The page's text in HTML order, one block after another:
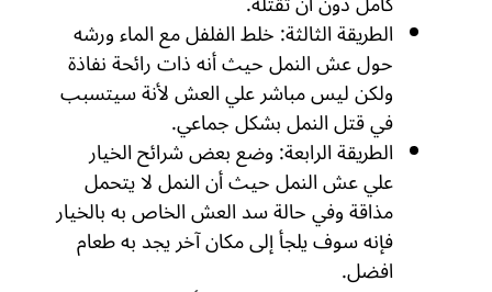
الطريقة الثالثة: خلط الفلفل مع الماء ورشه
حول عش النمل حيث أنه ذات رائحة نفاذة
ولكن ليس مباشر علي العش لأنة سيتسبب
في قتل النمل بشكل جماعي.
الطريقة الرابعة: وضع بعض شرائح الخيار
علي عش النمل حيث أن النمل لا يتحمل
مذاقة وفي حالة سد العش الخاص به بالخيار
فإنه سوف يلجأ إلى مكان آخر يجد به طعام
افضل.